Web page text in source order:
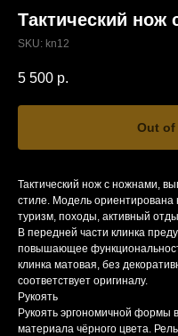
Тактический нож
SKU: kn12
5 500 р.
Out
Тактический нож с ножнами,
стиле. Модель ориентирована
туризм, походы, активный
В передней части клинка
повышающее
клинка матовая, без
соответствует оригиналу.
Рукоять
Рукоять эргономичной формы
материала чёрного цвета.